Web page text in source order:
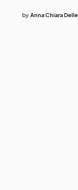
by Anna Chiara